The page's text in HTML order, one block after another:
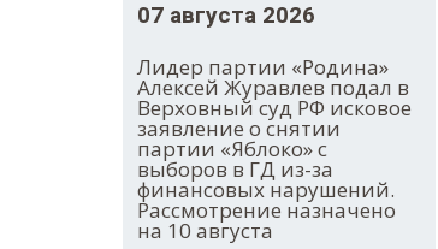
07 августа 2026
Лидер партии «Родина»
Алексей Журавлев подал в
Верховный суд РФ исковое
заявление о снятии
партии «Яблоко» с
выборов в ГД из-за
финансовых нарушений.
Рассмотрение назначено
на 10 августа